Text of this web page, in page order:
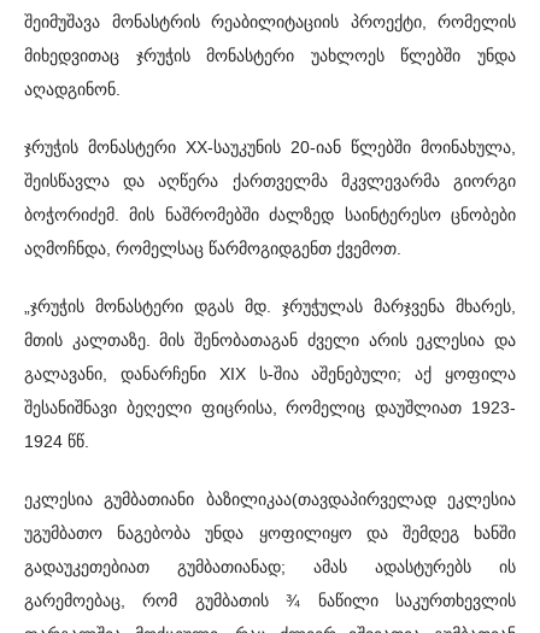
შეიმუშავა მონასტრის რეაბილიტაციის პროექტი, რომელის
მიხედვითაც ჯრუჭის მონასტერი უახლოეს წლებში უნდა
აღადგინონ.
ჯრუჭის მონასტერი XX-საუკუნის 20-იან წლებში მოინახულა,
შეისწავლა და აღწერა ქართველმა მკვლევარმა გიორგი
ბოჭორიძემ. მის ნაშრომებში ძალზედ საინტერესო ცნობები
აღმოჩნდა, რომელსაც წარმოგიდგენთ ქვემოთ.
„ჯრუჭის მონასტერი დგას მდ. ჯრუჭულას მარჯვენა მხარეს,
მთის კალთაზე. მის შენობათაგან ძველი არის ეკლესია და
გალავანი, დანარჩენი XIX ს-შია აშენებული; აქ ყოფილა
შესანიშნავი ბეღელი ფიცრისა, რომელიც დაუშლიათ 1923-
1924 წწ.
ეკლესია გუმბათიანი ბაზილიკაა(თავდაპირველად ეკლესია
უგუმბათო ნაგებობა უნდა ყოფილიყო და შემდეგ ხანში
გადაუკეთებიათ გუმბათიანად; ამას ადასტურებს ის
გარემოებაც, რომ გუმბათის ¾ ნაწილი საკურთხევლის